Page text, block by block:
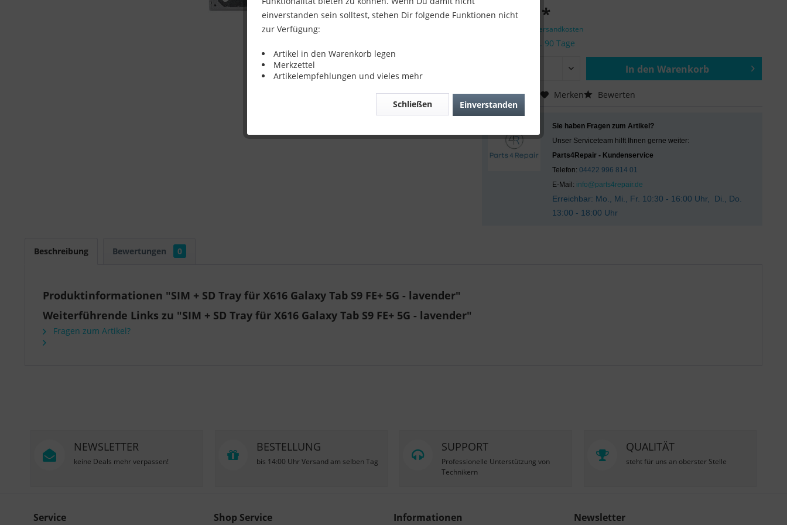
12,90 € *
zzgl. Versandkosten
Lieferzeit ca. 90 Tage
In den Warenkorb
Vergleichen Merken Bewerten
Sie haben Fragen zum Artikel?
Unser Serviceteam hilft Ihnen gerne weiter:
Parts4Repair - Kundenservice
Telefon:04422 996 814 01
E-Mail: info@parts4repair.de
Erreichbar: Mo., Mi., Fr. 10:30 - 16:00 Uhr, Di., Do.
13:00 - 18:00 Uhr
Beschreibung Bewertungen 0
Produktinformationen "SIM + SD Tray für X616 Galaxy Tab S9 FE+ 5G - lavender"
Weiterführende Links zu "SIM + SD Tray für X616 Galaxy Tab S9 FE+ 5G - lavender"
Fragen zum Artikel?
NEWSLETTER
keine Deals mehr verpassen!
BESTELLUNG
bis 14:00 Uhr Versand am selben Tag
SUPPORT
Professionelle Unterstützung von
Technikern
QUALITÄT
steht für uns an oberster Stelle
Service Shop Service Informationen Newsletter
einverstanden sein solltest, stehen Dir folgende Funktionen nicht
zur Verfügung:
Artikel in den Warenkorb legen
Merkzettel
Artikelempfehlungen und vieles mehr
Einverstanden
Schließen